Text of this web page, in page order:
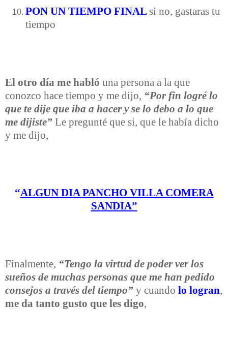
PON UN TIEMPO FINAL si no, gastaras tu
tiempo
El otro día me habló una persona a la que
conozco hace tiempo y me dijo, “Por fin logré lo
que te dije que iba a hacer y se lo debo a lo que
me dijiste” Le pregunté que si, que le había dicho
y me dijo,
“ALGUN DIA PANCHO VILLA COMERA
SANDIA”
Finalmente, “Tengo la virtud de poder ver los
sueños de muchas personas que me han pedido
consejos a través del tiempo” y cuando lo logran,
me da tanto gusto que les digo,